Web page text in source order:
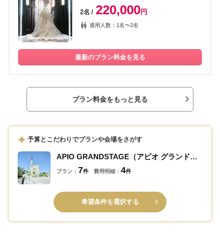
2名 220,000円
適用人数：1名〜2名
最新のプラン料金を見る
プラン料金をもっと見る
予算とこだわりでプランや会場をさがす
APIO GRANDSTAGE（アピオ グランドステージ）
プラン： 7件 費用明細： 4件
希望条件を選択する